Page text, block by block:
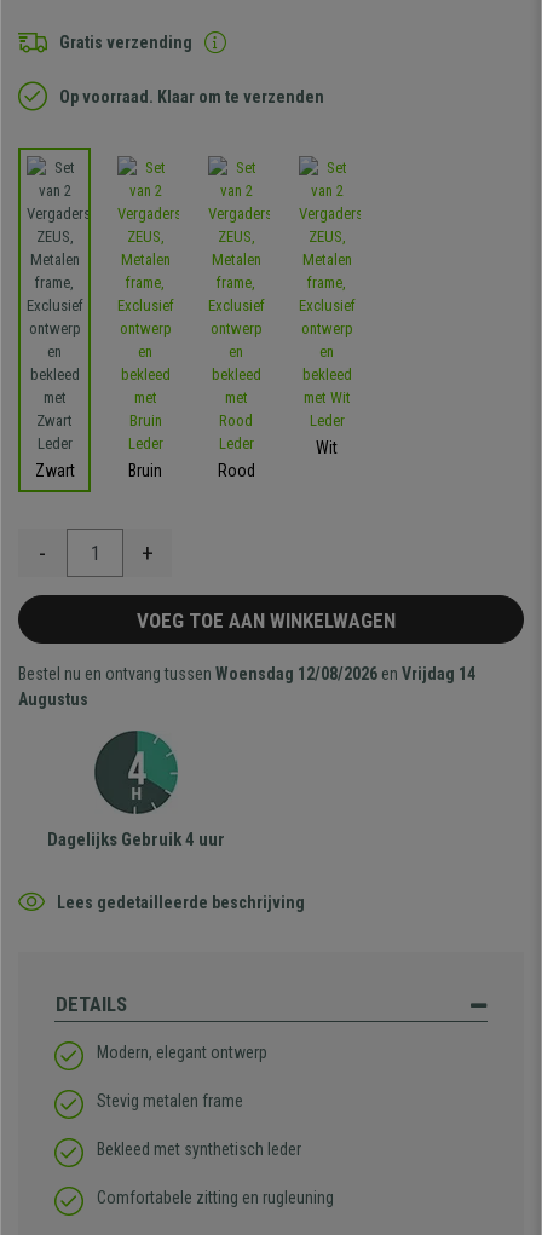
Gratis verzending
Op voorraad. Klaar om te verzenden
Zwart Bruin Rood
Wit
- +
VOEG TOE AAN WINKELWAGEN
Bestel nu en ontvang tussen Woensdag 12/08/2026 en Vrijdag 14
Augustus
Dagelijks Gebruik 4 uur
Lees gedetailleerde beschrijving
DETAILS
Modern, elegant ontwerp
Stevig metalen frame
Bekleed met synthetisch leder
Comfortabele zitting en rugleuning